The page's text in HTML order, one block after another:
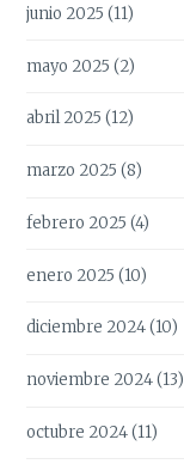
junio 2025 (11)
mayo 2025 (2)
abril 2025 (12)
marzo 2025 (8)
febrero 2025 (4)
enero 2025 (10)
diciembre 2024(10)
noviembre 2024(13)
octubre 2024(11)